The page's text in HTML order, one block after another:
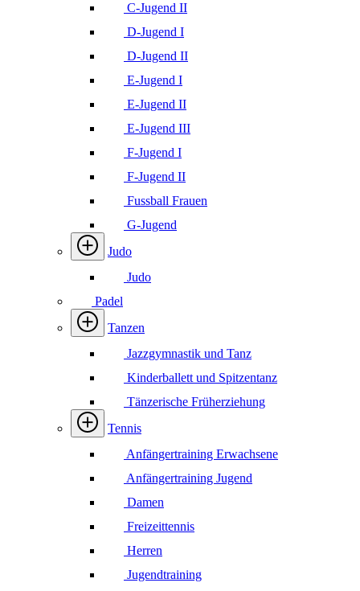
C-Jugend II
D-Jugend I
D-Jugend II
E-Jugend I
E-Jugend II
E-Jugend III
F-Jugend I
F-Jugend II
Fussball Frauen
G-Jugend
Judo
Judo
Padel
Tanzen
Jazzgymnastik und Tanz
Kinderballett und Spitzentanz
Tänzerische Früherziehung
Tennis
Anfängertraining Erwachsene
Anfängertraining Jugend
Damen
Freizeittennis
Herren
Jugendtraining